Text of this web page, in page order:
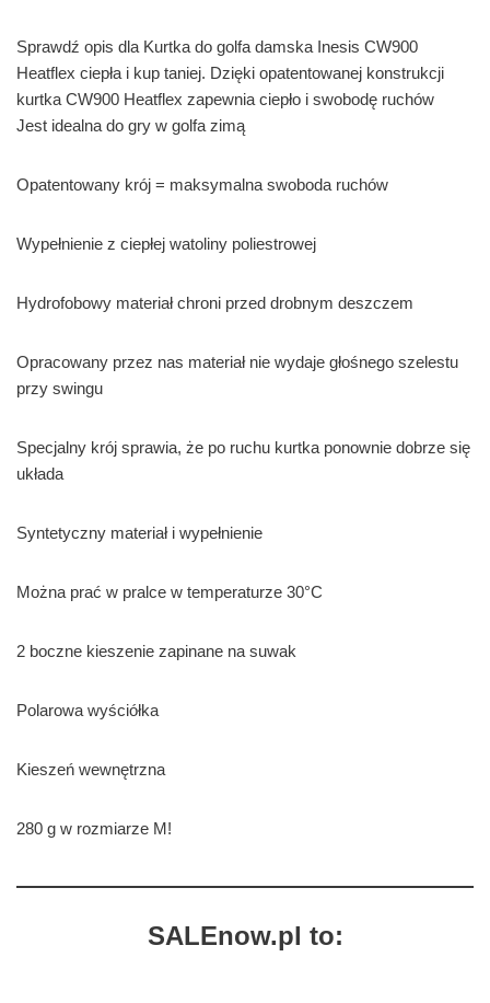
Sprawdź opis dla Kurtka do golfa damska Inesis CW900
Heatflex ciepła i kup taniej. Dzięki opatentowanej konstrukcji
kurtka CW900 Heatflex zapewnia ciepło i swobodę ruchów
Jest idealna do gry w golfa zimą
Opatentowany krój = maksymalna swoboda ruchów
Wypełnienie z ciepłej watoliny poliestrowej
Hydrofobowy materiał chroni przed drobnym deszczem
Opracowany przez nas materiał nie wydaje głośnego szelestu
przy swingu
Specjalny krój sprawia, że po ruchu kurtka ponownie dobrze się
układa
Syntetyczny materiał i wypełnienie
Można prać w pralce w temperaturze 30°C
2 boczne kieszenie zapinane na suwak
Polarowa wyściółka
Kieszeń wewnętrzna
280 g w rozmiarze M!
SALEnow.pl to: